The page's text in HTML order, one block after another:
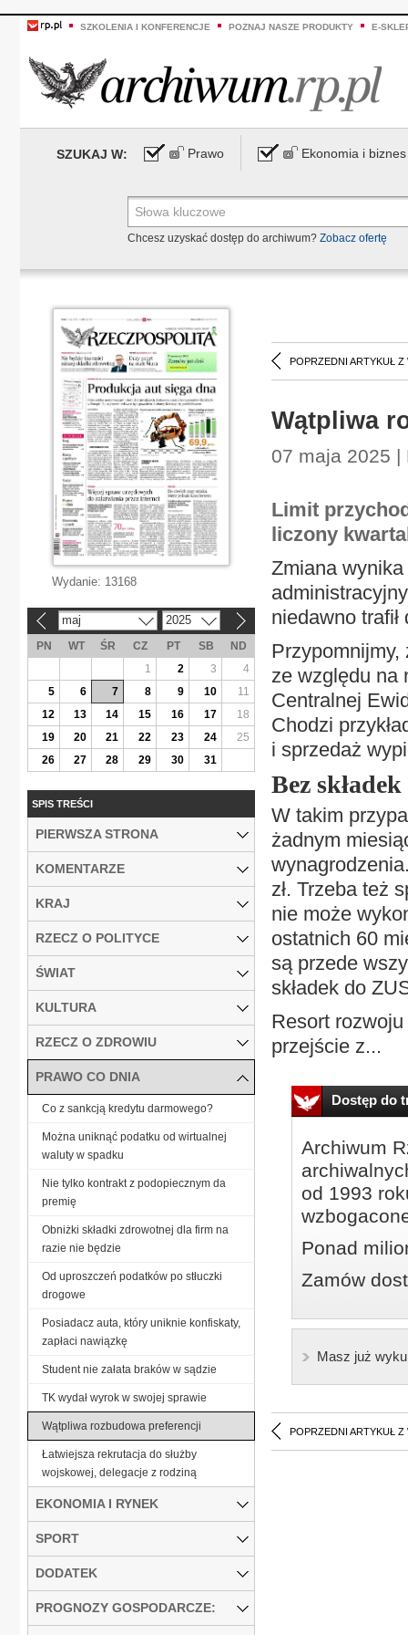
SZKOLENIA I KONFERENCJE POZNAJ NASZE PRODUKTY E-
SZUKAJ W: Prawo Ekonomia i biznes
Chcesz uzyskać dostęp do archiwum? Zobacz ofertę
POPRZEDNI ARTYKUŁ Z
Wątpliwa
07 maja 2025 |
Limit
liczony
Zmiana
niedawno
Przypomnijmy,
ze względu na
Centralnej
Chodzi
i sprzedaż
Bez składek
W takim
żadnym
zł. Trzeba też
nie może
ostatnich 60
są przede
składek do
Resort
przejście z...
Dostęp do
Archiwum
od 1993
Ponad
Zamów
Masz już
POPRZEDNI ARTYKUŁ Z
Wydanie: 13168
maj 2025
PN WT ŚR CZ PT SB
ND
1
2 3
4
5
6 7 8 9 10
11
12
13 14 15 16 17
18
19
20 21 22 23 24
25
26
27 28 29 30 31
SPIS TREŚCI
PIERWSZA STRONA
KOMENTARZE
KRAJ
RZECZ O POLITYCE
ŚWIAT
KULTURA
RZECZ O ZDROWIU
PRAWO CO DNIA
Co z sankcją kredytu darmowego?
Można uniknąć podatku od wirtualnej
waluty w spadku
Nie tylko kontrakt z podopiecznym da
premię
Obniżki składki zdrowotnej dla firm na
razie nie będzie
Od uproszczeń podatków po stłuczki
drogowe
Posiadacz auta, który uniknie konfiskaty,
zapłaci nawiązkę
Student nie załata braków w sądzie
TK wydał wyrok w swojej sprawie
Wątpliwa rozbudowa preferencji
Łatwiejsza rekrutacja do służby
wojskowej, delegacje z rodziną
EKONOMIA I RYNEK
SPORT
DODATEK
PROGNOZY GOSPODARCZE: